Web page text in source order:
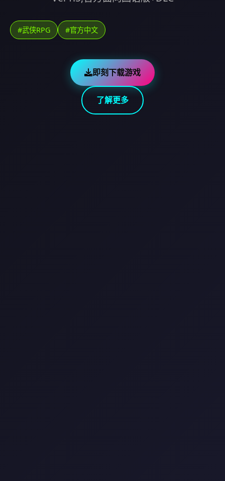
#武侠RPG #官方中文
即刻下载游戏
了解更多